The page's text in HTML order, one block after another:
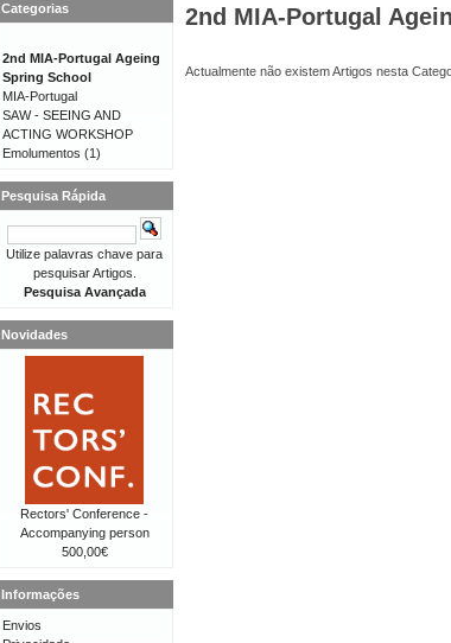
2nd MIA-Portugal
Actualmente não existem Artigos nesta
Categorias
2nd MIA-Portugal Ageing
Spring School
MIA-Portugal
SAW - SEEING AND
ACTING WORKSHOP
Emolumentos (1)
Pesquisa Rápida
Utilize palavras chave para
pesquisar Artigos.
Pesquisa Avançada
Novidades
Rectors' Conference -
Accompanying person
500,00€
Informações
Envios